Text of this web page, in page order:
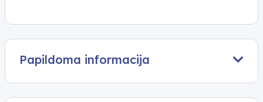
Papildoma informacija